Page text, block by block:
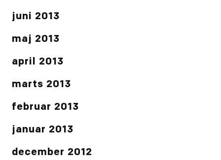
juni 2013
maj 2013
april 2013
marts 2013
februar 2013
januar 2013
december 2012